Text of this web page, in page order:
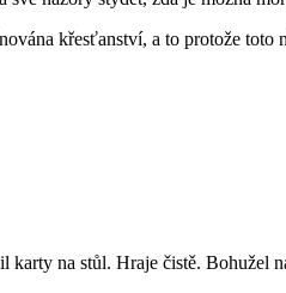
křesťanství, a to protože toto
na stůl. Hraje čistě. Bohužel